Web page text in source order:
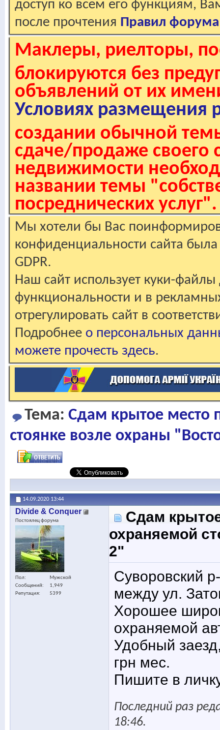
доступ ко всем его функциям,
после прочтения Правил форума
Маклеры, риелторы,
блокируются без
объявлений от их
Условиях размещения
создании обычной
сдаче/продаже своего
недвижимости
названии темы
посреднических услуг".
Мы хотели бы Вас
конфиденциальности сайта
GDPR.
Наш сайт использует куки-файлы
функциональности и в
отрегулировать сайт в
Подробнее о персональных
можете прочесть здесь.
Тема: Сдам крытое место
стоянке возле охраны
14.09.2020 13:44
Divide & Conquer
Постоялец форума
Пол
Мужской
Сообщений
1,949
Репутация
5399
Сдам
охраняемой
2"
Суворовский
между ул.
Хорошее
охраняемой
Удобный
грн мес.
Пишите в
Последний раз
18:46.